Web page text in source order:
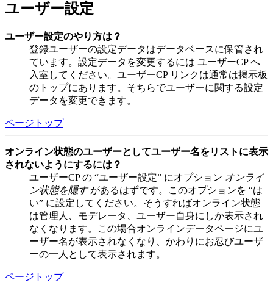
ユーザー設定
ユーザー設定のやり方は？
登録ユーザーの設定データはデータベースに保管され
ています。設定データを変更するには ユーザーCP へ
入室してください。ユーザーCP リンクは通常は掲示板
のトップにあります。そちらでユーザーに関する設定
データを変更できます。
ページトップ
オンライン状態のユーザーとしてユーザー名をリストに表示
されないようにするには？
ユーザーCP の “ユーザー設定” にオプション オンライ
ン状態を隠すがあるはずです。このオプションを “は
い” に設定してください。そうすればオンライン状態
は管理人、モデレータ、ユーザー自身にしか表示され
なくなります。この場合オンラインデータページにユ
ーザー名が表示されなくなり、かわりにお忍びユーザ
ーの一人として表示されます。
ページトップ